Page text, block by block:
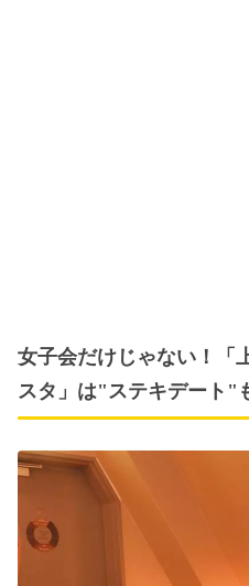
女子会だけじゃない！「
スタ」は"ステキデート"